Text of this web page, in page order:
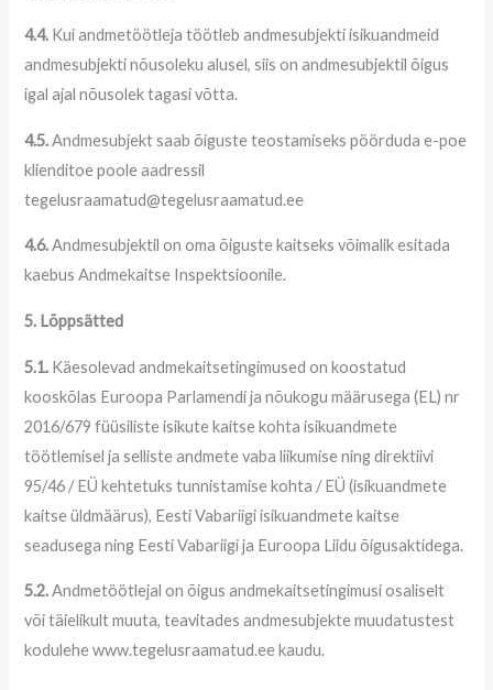
4.4. Kui andmetöötleja töötleb andmesubjekti isikuandmeid
andmesubjekti nõusoleku alusel, siis on andmesubjektil õigus
igal ajal nõusolek tagasi võtta.
4.5.Andmesubjekt saab õiguste teostamiseks pöörduda e-poe
klienditoe poole aadressil
tegelusraamatud@tegelusraamatud.ee
4.6.Andmesubjektil on oma õiguste kaitseks võimalik esitada
kaebus Andmekaitse Inspektsioonile.
5. Lõppsätted
5.1. Käesolevad andmekaitsetingimused on koostatud
kooskõlas Euroopa Parlamendi ja nõukogu määrusega (EL) nr
2016/679 füüsiliste isikute kaitse kohta isikuandmete
töötlemisel ja selliste andmete vaba liikumise ning direktiivi
95/46 / EÜ kehtetuks tunnistamise kohta / EÜ (isikuandmete
kaitse üldmäärus), Eesti Vabariigi isikuandmete kaitse
seadusega ning Eesti Vabariigi ja Euroopa Liidu õigusaktidega.
5.2.Andmetöötlejal on õigus andmekaitsetingimusi osaliselt
või täielikult muuta, teavitades andmesubjekte muudatustest
kodulehe www.tegelusraamatud.ee kaudu.